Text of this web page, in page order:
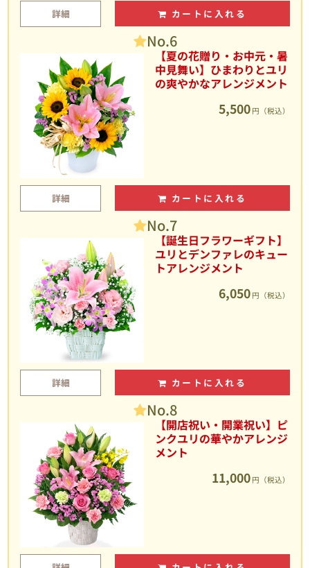
詳細 カートに入れる
No.6
【夏の花贈り・お中元・暑
中見舞い】ひまわりとユリ
の爽やかなアレンジメント
5,500 円（税込）
詳細 カートに入れる
No.7
【誕生日フラワーギフト】
ユリとデンファレのキュー
トアレンジメント
6,050 円（税込）
詳細 カートに入れる
No.8
【開店祝い・開業祝い】ピ
ンクユリの華やかアレンジ
メント
11,000 円（税込）